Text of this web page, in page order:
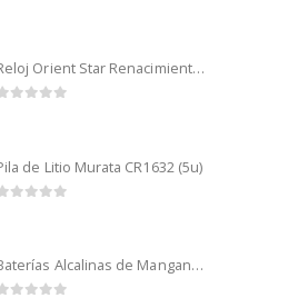
Reloj Orient Star Renacimiento mecánico - Retro Future Guitar - RA-AR0303G
de Litio Murata CR1632 (5u)
Baterías Alcalinas de Manganeso Murata 192 (5u)